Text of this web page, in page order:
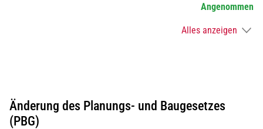
Angenommen
Alles anzeigen
Änderung des Planungs- und Baugesetzes
(PBG)